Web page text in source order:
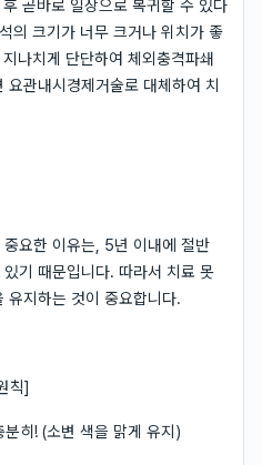
곧바로 일상으로 복귀할 수 있다
의 크기가 너무 크거나 위치가 좋
나치게 단단하여 체외충격파쇄
관내시경제거술로 대체하여 치
요한 이유는, 5년 이내에 절반
기 때문입니다. 따라서 치료 못
유지하는 것이 중요합니다.
칙]
히! (소변 색을 맑게 유지)